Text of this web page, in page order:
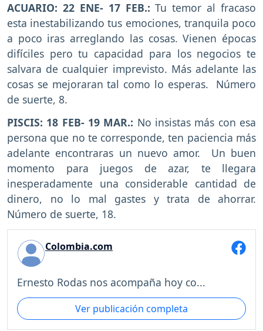
ACUARIO: 22 ENE- 17 FEB.:Tu temor al fracaso
esta inestabilizando tus emociones, tranquila poco
a poco iras arreglando las cosas. Vienen épocas
difíciles pero tu capacidad para los negocios te
salvara de cualquier imprevisto. Más adelante las
cosas se mejoraran tal como lo esperas. Número
de suerte, 8.
PISCIS: 18 FEB- 19 MAR.: No insistas más con esa
persona que no te corresponde, ten paciencia más
adelante encontraras un nuevo amor. Un buen
momento para juegos de azar, te llegara
inesperadamente una considerable cantidad de
dinero, no lo mal gastes y trata de ahorrar.
Número de suerte, 18.
Colombia.com
Ernesto Rodas nos acompaña hoy co...
Ver publicación completa